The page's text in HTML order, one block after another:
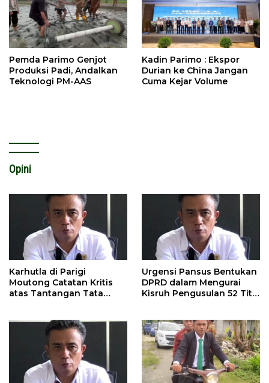
Pemda Parimo Genjot
Produksi Padi, Andalkan
Teknologi PM-AAS
Kadin Parimo : Ekspor
Durian ke China Jangan
Cuma Kejar Volume
Opini
Karhutla di Parigi
Moutong Catatan Kritis
atas Tantangan Tata
Urgensi Pansus Bentukan
DPRD dalam Mengurai
Kisruh Pengusulan 52 Titik